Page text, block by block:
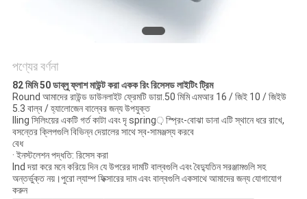
পণ্যের বর্ণনা
82 মিমি 50 ডাব্লু ফ্লাশ মাউন্ট করা একক রিং রিসেসড লাইটিং ট্রিম
Round আমাদের রাউন্ড ডাউনলাইট ফ্রেমটি ডায়া.50 মিমি এমআর 16 / জিই 10 / জিইউ
5.3 বাল্ব / হ্যালোজেন বাল্বের জন্য উপযুক্ত
Iling সিলিংয়ের একটি গর্ত কাটা এবং দৃ spring় স্প্রিং-বোঝা ডানা এটি স্থানে ধরে রাখে,
বসন্তের ক্লিপগুলি বিভিন্ন দেয়ালের সাথে স্ব-সামঞ্জস্য করবে
বেধ
· ইনস্টলেশন পদ্ধতি: রিসেস করা
Ind দয়া করে মনে করিয়ে দিন যে উপরের দামটি বাল্বগুলি এবং বৈদ্যুতিন সরঞ্জামগুলি সহ
অন্তর্ভুক্ত নয়।পুরো ল্যাম্প ফিক্সারের দাম এবং বাল্বগুলি একসাথে আমাদের জন্য যোগাযোগ
করুন